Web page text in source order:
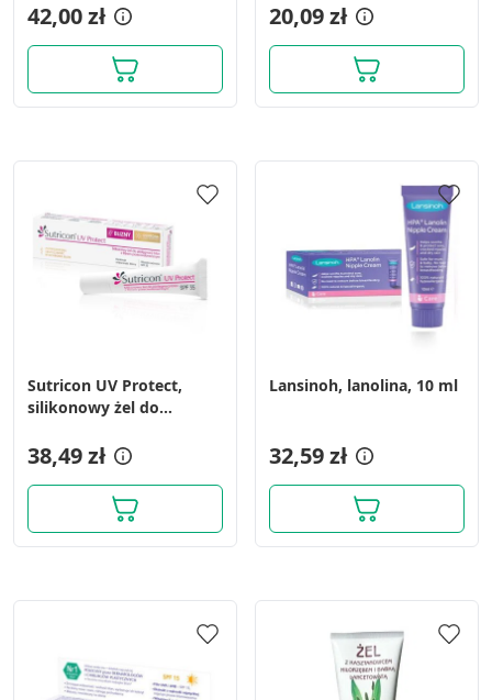
42,00 zł 20,09 zł
Sutricon UV Protect,
silikonowy żel do
przeciwsłonecznym, SPF
35, 15ml
38,49 zł
Lansinoh, lanolina, 10 ml
32,59 zł